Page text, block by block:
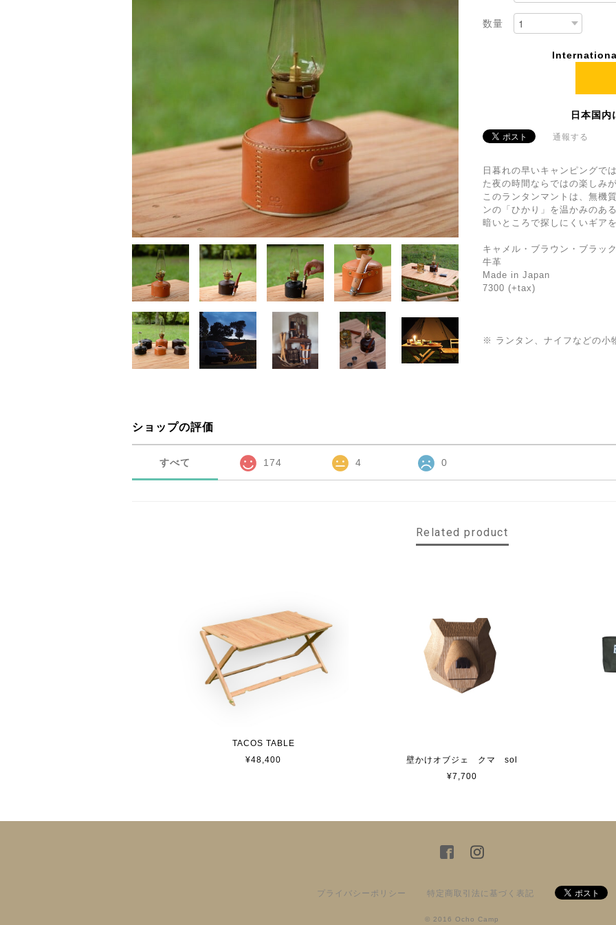
数量
日本国内
通報する
日暮れの早いキャンピングで
た夜の時間ならではの楽しみ
このランタンマントは、無機
ンの「ひかり」を温かみのあ
暗いところで探しにくいギア
キャメル・ブラウン・ブラッ
牛革
Made in Japan
7300 (+tax)
※ ランタン、ナイフなどの小
ショップの評価
すべて 174 4 0
Related product
TACOS TABLE
¥48,400
壁かけオブジェ クマ sol
¥7,700
プライバシーポリシー 特定商取引法に基づく表記
© 2016 Ocho Camp